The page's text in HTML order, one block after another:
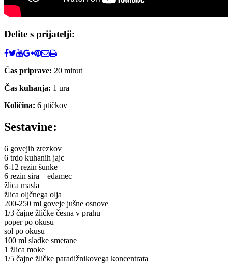
Delite s prijatelji:
Čas priprave: 20 minut
Čas kuhanja: 1 ura
Količina: 6 ptičkov
Sestavine:
6 govejih zrezkov
6 trdo kuhanih jajc
6-12 rezin šunke
6 rezin sira – edamec
žlica masla
žlica oljčnega olja
200-250 ml goveje jušne osnove
1/3 čajne žličke česna v prahu
poper po okusu
sol po okusu
100 ml sladke smetane
1 žlica moke
1/5 čajne žličke paradižnikovega koncentrata